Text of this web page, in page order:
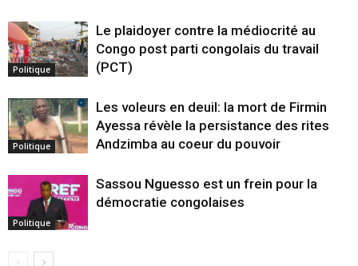
Politique
Le plaidoyer contre la médiocrité au
Congo post parti congolais du travail
(PCT)
Politique
Les voleurs en deuil: la mort de Firmin
Ayessa révèle la persistance des rites
Andzimba au coeur du pouvoir
Politique
Sassou Nguesso est un frein pour la
démocratie congolaises